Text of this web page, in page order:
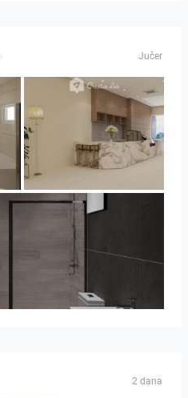
Jučer
SARAH SAE_RETAIL
2 dana